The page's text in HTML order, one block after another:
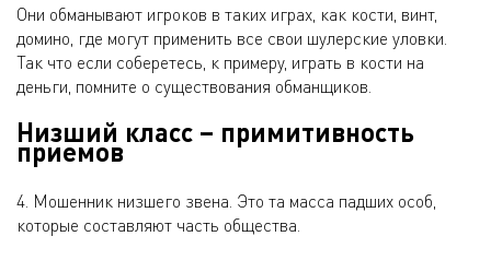
Они обманывают игроков в таких играх, как кости, винт,
домино, где могут применить все свои шулерские уловки.
Так что если соберетесь, к примеру, играть в кости на
деньги, помните о существования обманщиков.
Низший класс – примитивность
приемов
4. Мошенник низшего звена. Это та масса падших особ,
которые составляют часть общества.